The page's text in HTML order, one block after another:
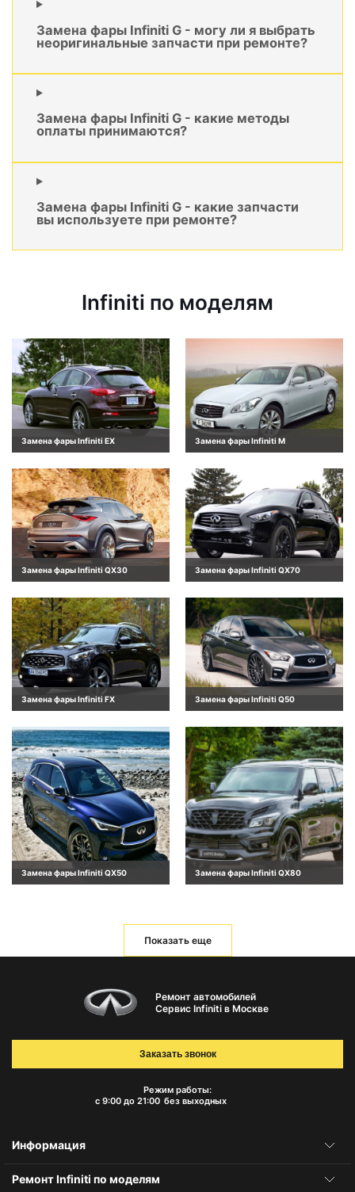
Замена фары Infiniti G - могу ли я выбрать
неоригинальные запчасти при ремонте?
Замена фары Infiniti G - какие методы
оплаты принимаются?
Замена фары Infiniti G - какие запчасти
вы используете при ремонте?
Infiniti по моделям
Замена фары Infiniti EX Замена фары Infiniti M
Замена фары Infiniti QX30 Замена фары Infiniti QX70
Замена фары Infiniti FX Замена фары Infiniti Q50
Замена фары Infiniti QX50 Замена фары Infiniti QX80
Показать еще
Ремонт автомобилей
Сервис Infiniti в Москве
Режим работы:
с 9:00 до 21:00 без выходных
Заказать звонок
Информация
Ремонт Infiniti по моделям